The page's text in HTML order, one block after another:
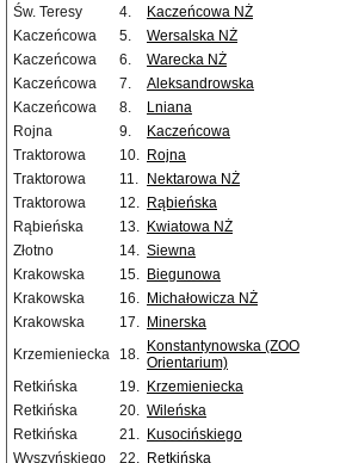
Św. Teresy
4. Kaczeńcowa NŻ
Kaczeńcowa
5. Wersalska NŻ
Kaczeńcowa
6. Warecka NŻ
Kaczeńcowa
7. Aleksandrowska
Kaczeńcowa
8.
Lniana
Rojna
9. Kaczeńcowa
Traktorowa
10. Rojna
Traktorowa
11. Nektarowa NŻ
Traktorowa
12. Rąbieńska
Rąbieńska
13. Kwiatowa NŻ
Złotno
14. Siewna
Krakowska
15. Biegunowa
Krakowska
16. Michałowicza NŻ
Krakowska
17. Minerska
Krzemieniecka
18. Konstantynowska (ZOO
Orientarium)
Retkińska 19. Krzemieniecka
Retkińska
20. Wileńska
Retkińska
21. Kusocińskiego
Wyszyńskiego
22. Retkińska